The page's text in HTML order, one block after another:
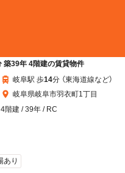
築39年 4階建の賃貸物件
岐阜駅 歩14分 （東海道線など）
岐阜県岐阜市羽衣町1丁目
4階建 / 39年 / RC
あり